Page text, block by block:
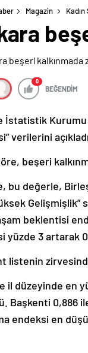
Magazin Kadın
0
BEĞENDİM
İstatistik Kurumu
verilerini
beşeri
bu değerle,
beklentisi
yüzde 3 artarak
listenin
il düzeyinde en
Başkenti 0,886
endeksi en